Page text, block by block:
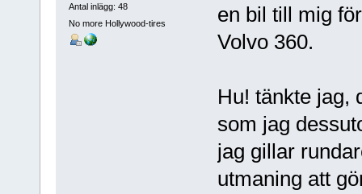
Antal inlägg: 48
No more Hollywood-tires
en bil till mig
Volvo 360.
Hu! tänkte jag,
som jag
jag gillar
utmaning att